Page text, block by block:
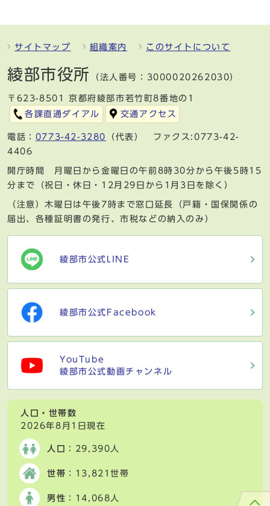
サイトマップ 組織案内 このサイトについて
綾部市役所 （法人番号：3000020262030）
〒623-8501 京都府綾部市若竹町8番地の1
各課直通ダイアル
交通アクセス
電話： 0773-42-3280
（代表） ファクス:0773-42-
4406
開庁時間 月曜日から金曜日の午前8時30分から午後5時15
分まで（祝日・休日・12月29日から1月3日を除く）
（注意）木曜日は午後7時まで窓口延長（戸籍・国保関係の
届出、各種証明書の発行、市税などの納入のみ）
綾部市公式LINE
綾部市公式Facebook
YouTube
綾部市公式動画チャンネル
人口・世帯数
2026年8月1日現在
人口 ：29,390人
世帯 ：13,821世帯
男性 ：14,068人